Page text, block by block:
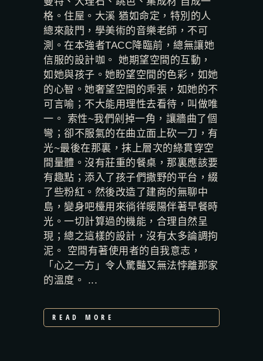
格。住屋。大溪 猶如命定，特別的人
總來敲門，學美術的音樂老師，不可
測。在本強者TACC降臨前，總無讓她
信服的設計咖。 她期望空間的互動，
如她與孩子。她盼望空間的色彩，如她
的心智。她奢望空間的乖張，如她的不
可言喻；不大能用理性去看待，叫做唯
一。 索性~我們剁掉一角，讓牆曲了個
彎；卻不服氣的在曲立面上砍一刀，有
光~最後在那裏，抹上層次的綠貫穿空
間量體。沒有莊重的餐桌，那裏應該要
有趣點；添入了孩子們撒野的平台，綴
了些粉紅。然後改造了建商的無聊中
島，變身吧檯用來徜徉暖陽伴著早餐時
光。一切計算過的機能，合理自然呈
現；總之這樣的設計，沒有太多論調拘
泥。 空間有著使用者的自我意志，
「心之一方」令人驚豔又無法悖離那家
的溫度。 ...
READ MORE